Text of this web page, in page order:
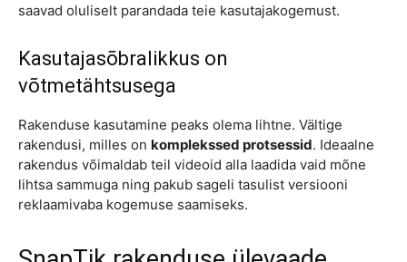
saavad oluliselt parandada teie kasutajakogemust.
Kasutajasõbralikkus on
võtmetähtsusega
Rakenduse kasutamine peaks olema lihtne. Vältige
rakendusi, milles on komplekssed protsessid. Ideaalne
rakendus võimaldab teil videoid alla laadida vaid mõne
lihtsa sammuga ning pakub sageli tasulist versiooni
reklaamivaba kogemuse saamiseks.